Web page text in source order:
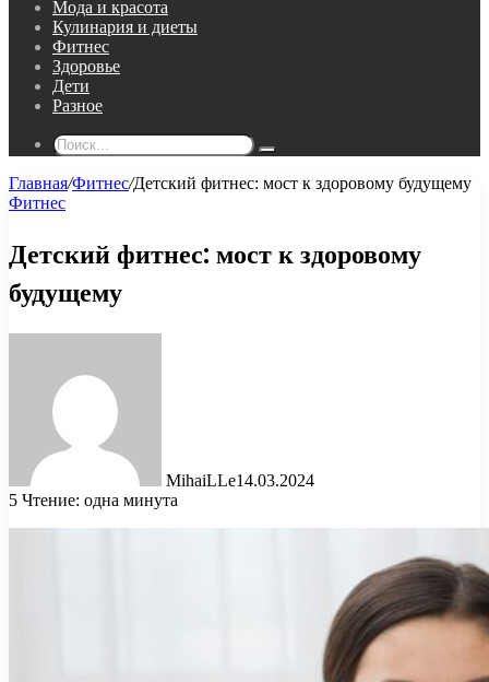
Мода и красота
Кулинария и диеты
Фитнес
Здоровье
Дети
Разное
Поиск...
Главная/Фитнес/Детский фитнес: мост к здоровому будущему
Фитнес
Детский фитнес: мост к здоровому
будущему
MihaiLLe14.03.2024
5 Чтение: одна минута